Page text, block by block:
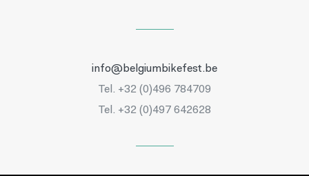
info@belgiumbikefest.be
Tel. +32 (0)496 784709
Tel. +32 (0)497 642628